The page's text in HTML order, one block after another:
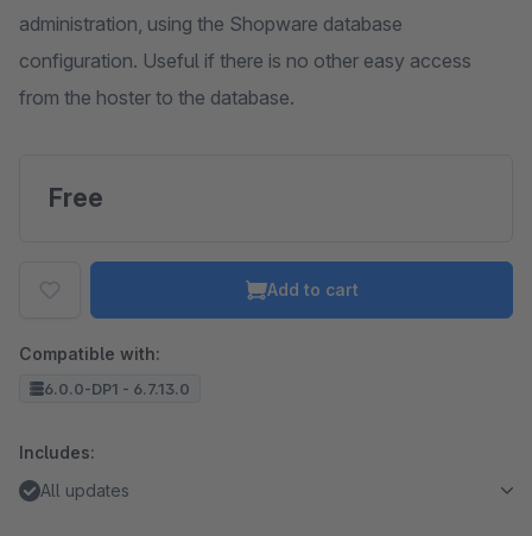
administration, using the Shopware database
configuration. Useful if there is no other easy access
from the hoster to the database.
Free
Add to cart
Compatible with:
6.0.0-DP1 - 6.7.13.0
Includes:
All updates